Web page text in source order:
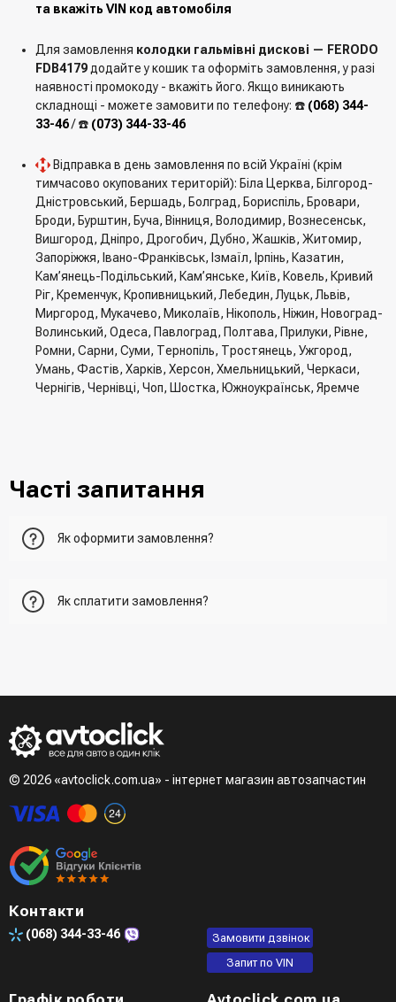
та вкажіть VIN код автомобіля
Для замовлення колодки гальмівні дискові — FERODO
FDB4179 додайте у кошик та оформіть замовлення, у разі
наявності промокоду - вкажіть його. Якщо виникають
складнощі - можете замовити по телефону: ☎️ (068) 344-
33-46/ ☎️ (073) 344-33-46
Відправка в день замовлення по всій Україні (крім
тимчасово окупованих територій): Біла Церква, Білгород-
Дністровський, Бершадь, Болград, Бориспіль, Бровари,
Броди, Бурштин, Буча, Вінниця, Володимир, Вознесенськ,
Вишгород, Дніпро, Дрогобич, Дубно, Жашків, Житомир,
Запоріжжя, Івано-Франківськ, Ізмаїл, Ірпінь, Казатин,
Кам’янець-Подільський, Кам’янське, Київ, Ковель, Кривий
Ріг, Кременчук, Кропивницький, Лебедин, Луцьк, Львів,
Миргород, Мукачево, Миколаїв, Нікополь, Ніжин, Новоград-
Волинський, Одеса, Павлоград, Полтава, Прилуки, Рівне,
Ромни, Сарни, Суми, Тернопіль, Тростянець, Ужгород,
Умань, Фастів, Харків, Херсон, Хмельницький, Черкаси,
Чернігів, Чернівці, Чоп, Шостка, Южноукраїнськ, Яремче
Часті запитання
Як оформити замовлення?
нього та вказати всю необхідну інформацію про
зателефонує менеджер для підтвердження та уточнення
Третій варіант - зробити замовлення в телефонному
Четвертий варіант - замовити через доступні месенджери
(viber, telegram)
Як сплатити замовлення?
© 2026 «avtoclick.com.ua» - інтернет магазин автозапчастин
Контакти
(068) 344-33-46
Замовити дзвінок
Запит по VIN